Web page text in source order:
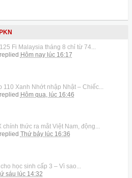
Fi Malaysia tháng 8 chỉ từ 74...
replied Hôm nay lúc 16:17
110 Xanh Nhớt nhập Nhật – Chiếc...
replied Hôm qua, lúc 16:46
chính thức ra mắt Việt Nam, động...
replied Thứ bảy lúc 16:36
học sinh cấp 3 – Vì sao...
sáu lúc 14:32